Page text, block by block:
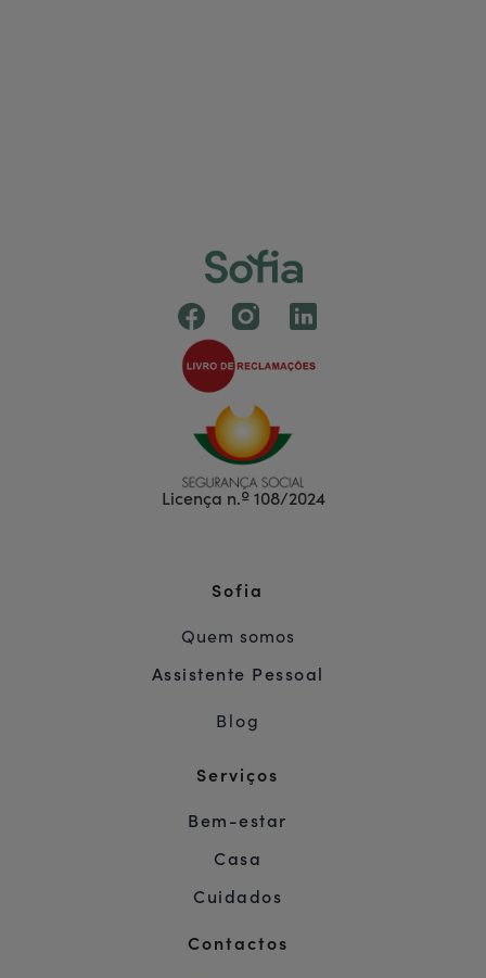
Licença n.º 108/2024
Sofia
Quem somos
Assistente Pessoal
Blog
Serviços
Bem-estar
Casa
Cuidados
Contactos